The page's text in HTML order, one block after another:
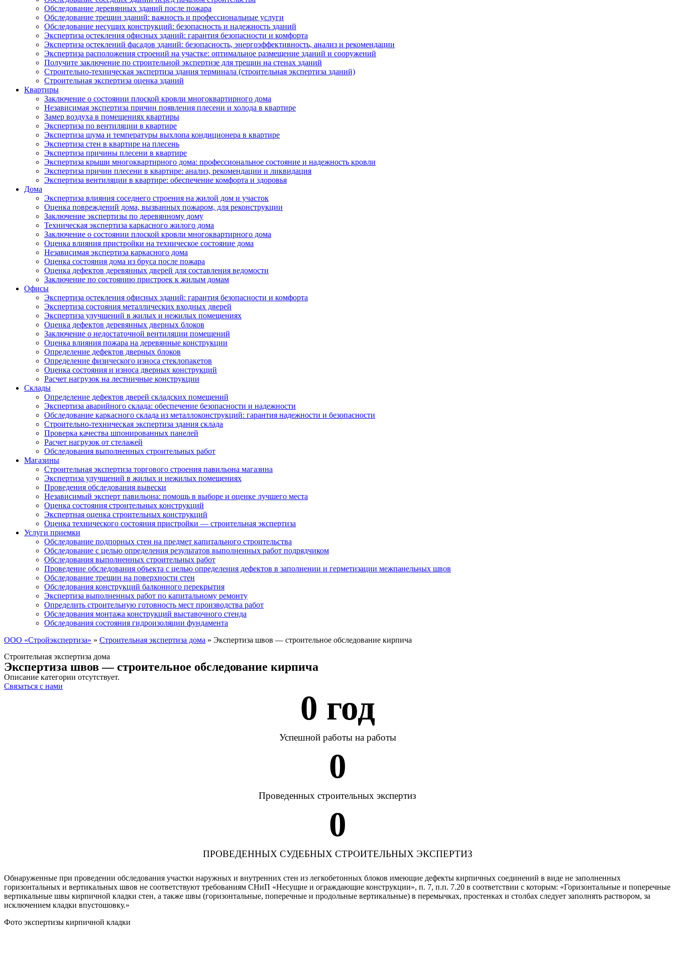
Обследование деревянных зданий после пожара
Обследование трещин зданий: важность и профессиональные услуги
Обследование несущих конструкций: безопасность и надежность зданий
Экспертиза остекления офисных зданий: гарантия безопасности и комфорта
Экспертиза остеклений фасадов зданий: безопасность, энергоэффективность, анализ и рекомендации
Экспертиза расположения строений на участке: оптимальное размещение зданий и сооружений
Получите заключение по строительной экспертизе для трещин на стенах зданий
Строительно-техническая экспертиза здания терминала (строительная экспертиза зданий)
Строительная экспертиза оценка зданий
Квартиры
Заключение о состоянии плоской кровли многоквартирного дома
Независимая экспертиза причин появления плесени и холода в квартире
Замер воздуха в помещениях квартиры
Экспертиза по вентиляции в квартире
Экспертиза шума и температуры выхлопа кондиционера в квартире
Экспертиза стен в квартире на плесень
Экспертиза причины плесени в квартире
Экспертиза крыши многоквартирного дома: профессиональное состояние и надежность кровли
Экспертиза причин плесени в квартире: анализ, рекомендации и ликвидация
Экспертиза вентиляции в квартире: обеспечение комфорта и здоровья
Дома
Экспертиза влияния соседнего строения на жилой дом и участок
Оценка повреждений дома, вызванных пожаром, для реконструкции
Заключение экспертизы по деревянному дому
Техническая экспертиза каркасного жилого дома
Заключение о состоянии плоской кровли многоквартирного дома
Оценка влияния пристройки на техническое состояние дома
Независимая экспертиза каркасного дома
Оценка состояния дома из бруса после пожара
Оценка дефектов деревянных дверей для составления ведомости
Заключение по состоянию пристроек к жилым домам
Офисы
Экспертиза остекления офисных зданий: гарантия безопасности и комфорта
Экспертиза состояния металлических входных дверей
Экспертиза улучшений в жилых и нежилых помещениях
Оценка дефектов деревянных дверных блоков
Заключение о недостаточной вентиляции помещений
Оценка влияния пожара на деревянные конструкции
Определение дефектов дверных блоков
Определение физического износа стеклопакетов
Оценка состояния и износа дверных конструкций
Расчет нагрузок на лестничные конструкции
Склады
Определение дефектов дверей складских помещений
Экспертиза аварийного склада: обеспечение безопасности и надежности
Обследование каркасного склада из металлоконструкций: гарантия надежности и безопасности
Строительно-техническая экспертиза здания склада
Проверка качества шпонированных панелей
Расчет нагрузок от стелажей
Обследования выполненных строительных работ
Магазины
Строительная экспертиза торгового строения павильона магазина
Экспертиза улучшений в жилых и нежилых помещениях
Проведения обследования вывески
Независимый эксперт павильона: помощь в выборе и оценке лучшего места
Оценка состояния строительных конструкций
Экспертная оценка строительных конструкций
Оценка технического состояния пристройки — строительная экспертиза
Услуги приемки
Обследование подпорных стен на предмет капитального строительства
Обследование с целью определения результатов выполненных работ подрядчиком
Обследования выполненных строительных работ
Проведение обследования объекта с целью определения дефектов в заполнении и герметизации межпанельных швов
Обследование трещин на поверхности стен
Обследования конструкций балконного перекрытия
Экспертиза выполненных работ по капитальному ремонту
Определить строительную готовность мест производства работ
Обследования монтажа конструкций выставочного стенда
Обследования состояния гидроизоляции фундамента
ООО «Стройэкспертиза» » Строительная экспертиза дома » Экспертиза швов — строительное обследование кирпича
Строительная экспертиза дома
Экспертиза швов — строительное обследование кирпича
Описание категории отсутствует.
Связаться с нами
0 год
Успешной работы на работы
0
Проведенных строительных экспертиз
0
ПРОВЕДЕННЫХ СУДЕБНЫХ СТРОИТЕЛЬНЫХ ЭКСПЕРТИЗ
Обнаруженные при проведении обследования участки наружных и внутренних стен из легкобетонных блоков имеющие дефекты кирпичных соединений в виде не заполненных
горизонтальных и вертикальных швов не соответствуют требованиям СНиП «Несущие и ограждающие конструкции», п. 7, п.п. 7.20 в соответствии с которым: «Горизонтальные и поперечные
вертикальные швы кирпичной кладки стен, а также швы (горизонтальные, поперечные и продольные вертикальные) в перемычках, простенках и столбах следует заполнять раствором, за
исключением кладки впустошовку.»
Фото экспертизы кирпичной кладки